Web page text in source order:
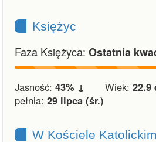
Księżyc
Faza Księżyca: Ostatnia
Jasność: 43% ↓ Wiek: 22.9
pełnia: 29 lipca (śr.)
W Kościele Katolickim